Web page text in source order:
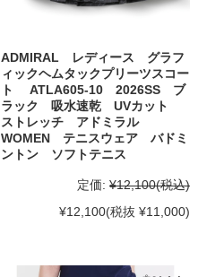
ADMIRAL レディース グラフ
ィックヘムタックプリーツスコー
ト ATLA605-10 2026SS ブ
ラック 吸水速乾 UVカット
ストレッチ アドミラル
WOMEN テニスウェア バドミ
ントン ソフトテニス
定価: ¥12,100(税込)
¥12,100(税抜 ¥11,000)